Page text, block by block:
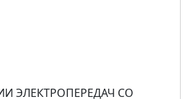
ЭЛЕКТРОПЕРЕДАЧ СО